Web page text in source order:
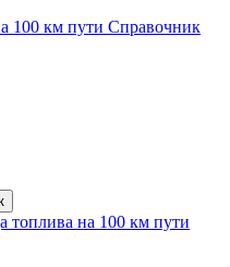
Справочник